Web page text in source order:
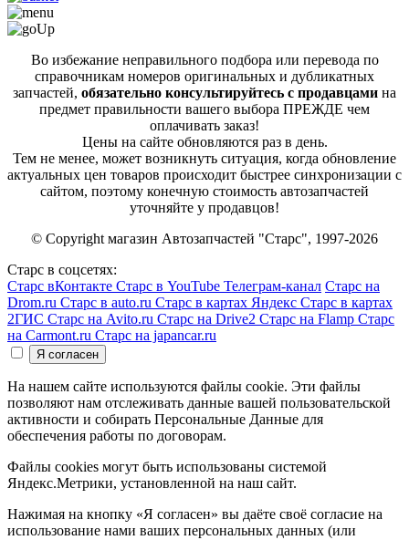
Во избежание неправильного подбора или перевода по
справочникам номеров оригинальных и дубликатных
запчастей, обязательно консультируйтесь с продавцами на
предмет правильности вашего выбора ПРЕЖДЕ чем
оплачивать заказ!
Цены на сайте обновляются раз в день.
Тем не менее, может возникнуть ситуация, когда обновление
актуальных цен товаров происходит быстрее синхронизации с
сайтом, поэтому конечную стоимость автозапчастей
уточняйте у продавцов!
© Copyright магазин Автозапчастей "Старс", 1997-2026
Старс в соцсетях:
Старс вКонтакте Старс в YouTube Телеграм-канал Старс на
Drom.ru Старс в auto.ru Старс в картах Яндекс Старс в картах
2ГИС Старс на Avito.ru Старс на Drive2 Старс на Flamp Старс
на Carmont.ru Старс на japancar.ru
На нашем сайте используются файлы cookie. Эти файлы
позволяют нам отслеживать данные вашей пользовательской
активности и собирать Персональные Данные для
обеспечения работы по договорам.
Файлы cookies могут быть использованы системой
Яндекс.Метрики, установленной на наш сайт.
Нажимая на кнопку «Я согласен» вы даёте своё согласие на
использование нами ваших персональных данных (или